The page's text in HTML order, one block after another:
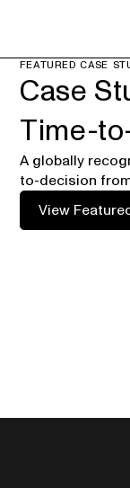
FEATURED CASE
Case
Time-
A globally
to-decision
View